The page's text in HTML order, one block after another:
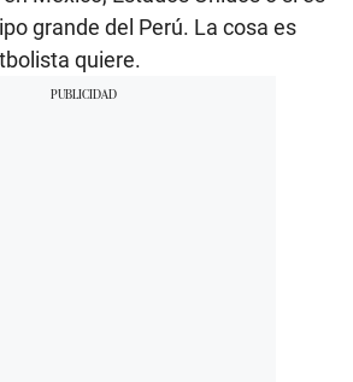
grande del Perú. La cosa es
quiere.